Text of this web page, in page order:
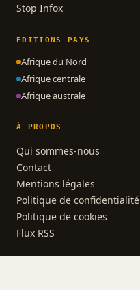
Stop Infox
ÉDITIONS PAYS
Afrique du Nord
Afrique centrale
Afrique australe
À PROPOS
Qui sommes-nous
Contact
Mentions légales
Politique de confidentialité
Politique de cookies
Flux RSS